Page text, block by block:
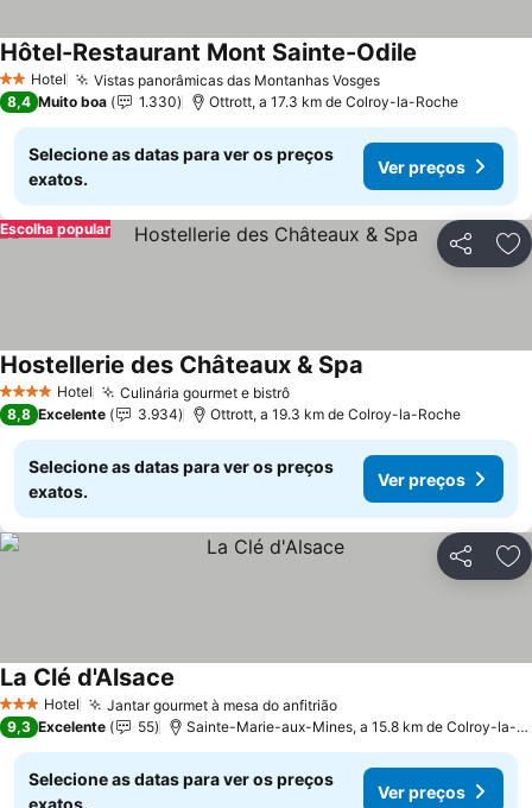
2 Estrelas
Hotel Vistas panorâmicas das Montanhas VosgesVer preços
Hôtel-Restaurant Mont Sainte-Odile
8,4 Muito boa 1.330 Ottrott, a 17.3 km de Colroy-la-Roche
Selecione as datas para ver os preços
exatos.
Ver preços
Partilhar
Escolha popular
4 EstrelasHotel Culinária gourmet e bistrôVer preços
Hostellerie des Châteaux & Spa
8,8 Excelente 3.934 Ottrott, a 19.3 km de Colroy-la-Roche
Selecione as datas para ver os preços
exatos.
Ver preços
Partilhar
3 EstrelasHotel Jantar gourmet à mesa do anfitriãoVer preços
La Clé d'Alsace
9,3 Excelente 55 Sainte-Marie-aux-Mines, a 15.8 km de Colroy-la-
Selecione as datas para ver os preços
exatos.
Ver preços